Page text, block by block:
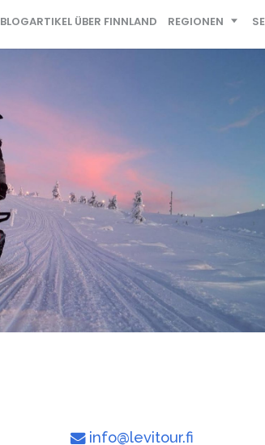
BLOGARTIKEL ÜBER FINNLAND REGIONEN
info@levitour.fi